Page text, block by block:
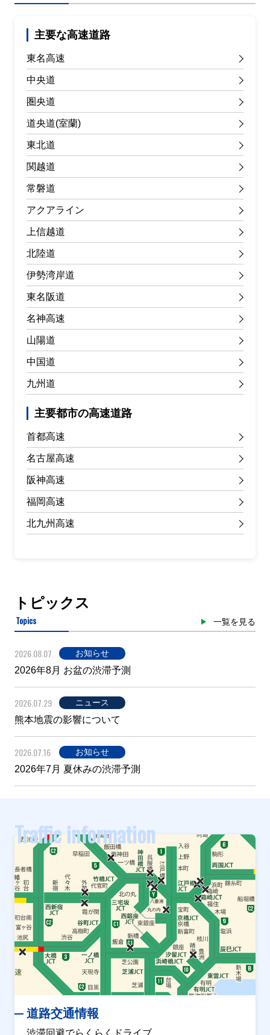
主要な高速道路
東名高速
中央道
圏央道
道央道(室蘭)
東北道
関越道
常磐道
アクアライン
上信越道
北陸道
伊勢湾岸道
東名阪道
名神高速
山陽道
中国道
九州道
主要都市の高速道路
首都高速
名古屋高速
阪神高速
福岡高速
北九州高速
トピックス
Topics 一覧を見る
2026.08.07 お知らせ
2026年8月 お盆の渋滞予測
2026.07.29 ニュース
熊本地震の影響について
2026.07.16 お知らせ
2026年7月 夏休みの渋滞予測
Traffic information
道路交通情報
渋滞回避でらくらくドライブ